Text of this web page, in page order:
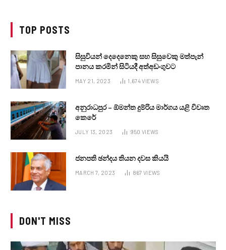
TOP POSTS
සිසුවියන් දෙදෙනෙකු සහ සිසුවෙකු මත්පැන්
පානය කරමින් සිටියදී අත්අඩංගුවට
MAY 21, 2023 1,674VIEWS
අනුරාධපුර – ඕමන්ත දුම්රිය මාර්ගය යළි විවෘත
කෙරේ
JULY 13, 2023 950 VIEWS
ජනපති ඡන්දය තියන දවස කියයි
MARCH 7, 2023 867 VIEWS
DON'T MISS